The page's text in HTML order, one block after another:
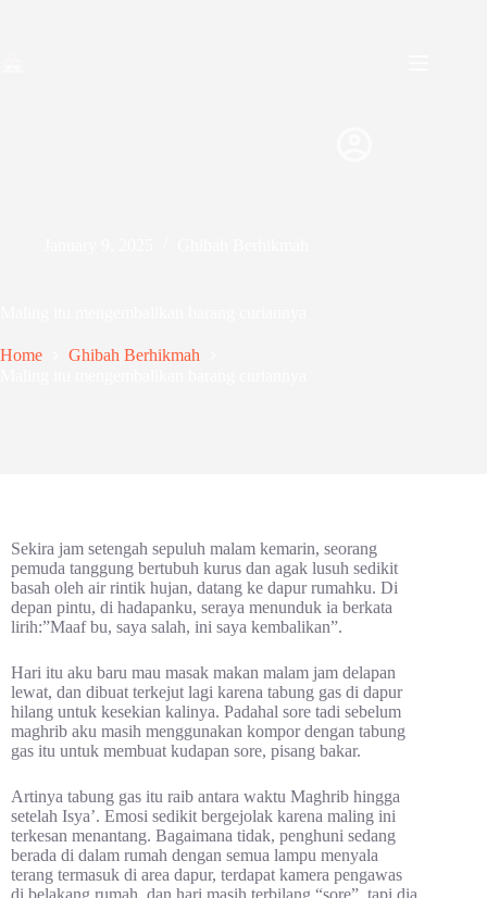
Home
Ghibah Berhikmah
Sekira jam setengah sepuluh malam kemarin, seorang
pemuda tanggung bertubuh kurus dan agak lusuh sedikit
basah oleh air rintik hujan, datang ke dapur rumahku. Di
depan pintu, di hadapanku, seraya menunduk ia berkata
lirih:”Maaf bu, saya salah, ini saya kembalikan”.
Hari itu aku baru mau masak makan malam jam delapan
lewat, dan dibuat terkejut lagi karena tabung gas di dapur
hilang untuk kesekian kalinya. Padahal sore tadi sebelum
maghrib aku masih menggunakan kompor dengan tabung
gas itu untuk membuat kudapan sore, pisang bakar.
Artinya tabung gas itu raib antara waktu Maghrib hingga
setelah Isya’. Emosi sedikit bergejolak karena maling ini
terkesan menantang. Bagaimana tidak, penghuni sedang
berada di dalam rumah dengan semua lampu menyala
terang termasuk di area dapur, terdapat kamera pengawas
di belakang rumah, dan hari masih terbilang “sore”, tapi dia